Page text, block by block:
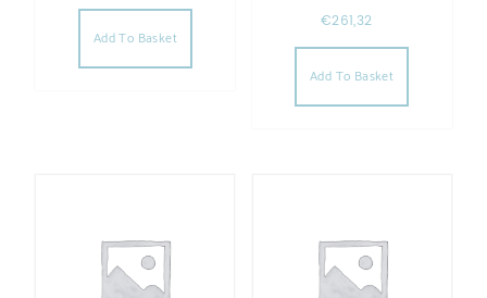
Add To Basket
€261,32
Add To Basket